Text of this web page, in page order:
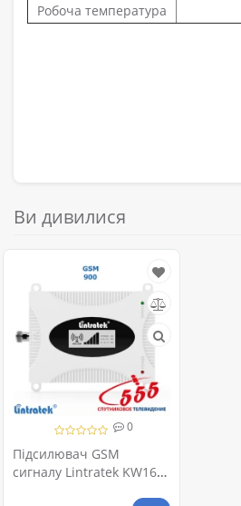
Робоча температура
Ви дивилися
0
Підсилювач GSM
сигналу Lintratek KW16L